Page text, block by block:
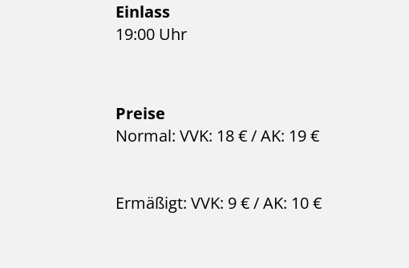
Einlass
19:00 Uhr
Preise
Normal: VVK: 18 € / AK: 19 €
Ermäßigt: VVK: 9 € / AK: 10 €